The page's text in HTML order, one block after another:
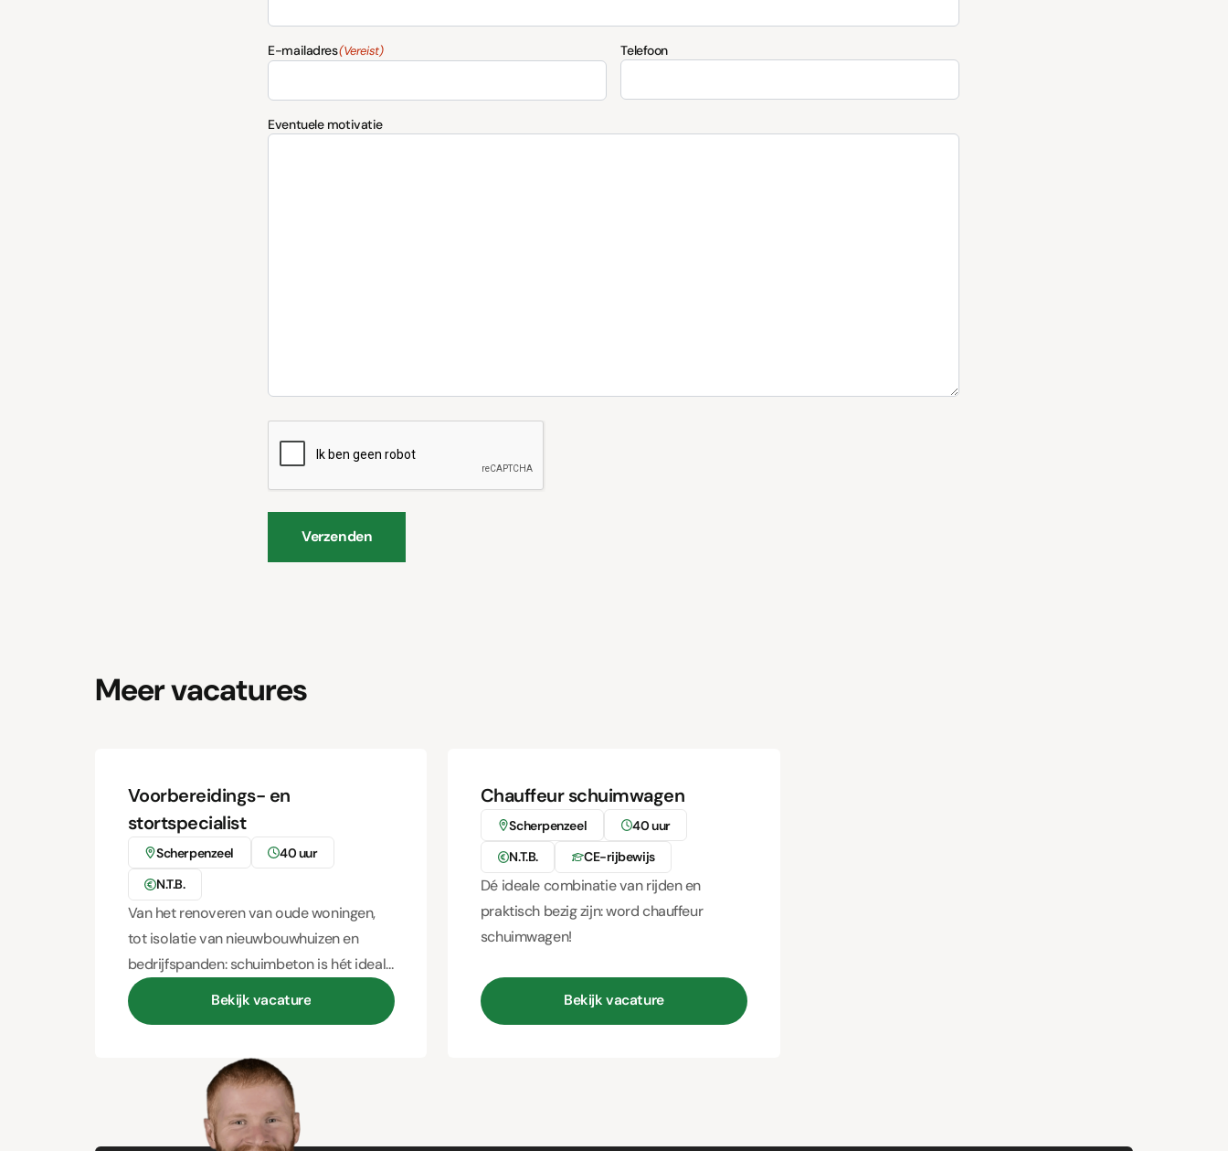
E-mailadres(Vereist) Telefoon
Eventuele motivatie
Verzenden
Verzenden
Meer vacatures
Voorbereidings- en
stortspecialist
Scherpenzeel
40 uur
N.T.B.
Van het renoveren van oude woningen,
tot isolatie van nieuwbouwhuizen en
bedrijfspanden: schuimbeton is hét ideale
middel voor wie zeker wilt zijn van een
goede isolatie! Als stortspecialist zorg jij
manier in de huizen en bedrijfspanden
gestort wordt. Lees meer over de functie!
Bekijk vacature
Chauffeur schuimwagen
Scherpenzeel
40 uur
N.T.B.
CE-rijbewijs
Dé ideale combinatie van rijden en
praktisch bezig zijn: word chauffeur
schuimwagen!
Bekijk vacature